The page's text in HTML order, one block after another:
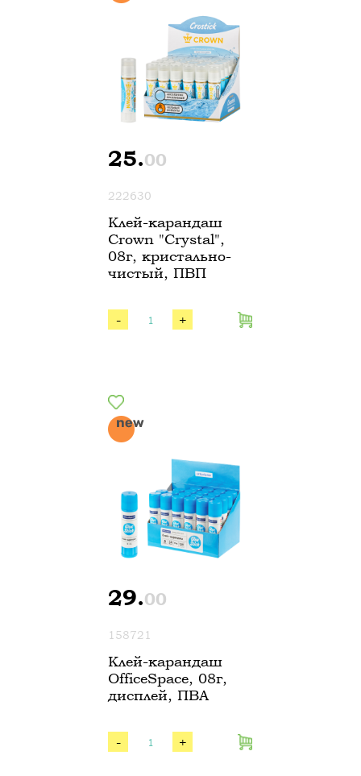
25.00
222630
Клей-карандаш
Crown "Crystal",
08г, кристально-
чистый, ПВП
- +
29.00
158721
Клей-карандаш
OfficeSpace, 08г,
дисплей, ПВА
- +